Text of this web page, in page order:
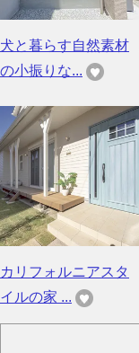
犬と暮らす自然素材
の小振りな...
カリフォルニアスタ
イルの家 ...